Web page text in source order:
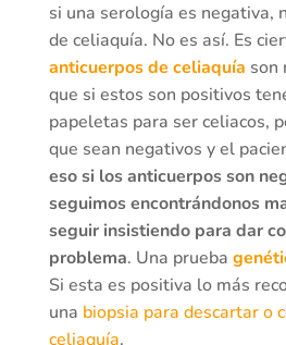
si una serología es negativa,
de celiaquía. No es así. Es
anticuerpos de celiaquía son
que si estos son positivos
papeletas para ser celiacos,
que sean negativos y el
eso si los anticuerpos son
seguimos encontrándonos
seguir insistiendo para dar
problema. Una prueba
Si esta es positiva lo más
una biopsia para descartar o
celiaquía.